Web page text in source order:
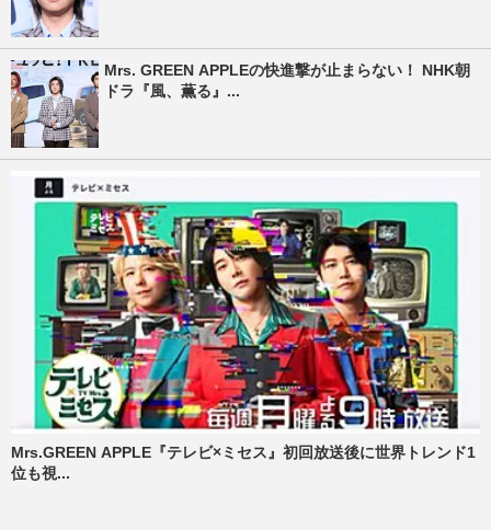
Mrs. GREEN APPLEの快進撃が止まらない！ NHK朝
ドラ『風、薫る』...
Mrs.GREEN APPLE『テレビ×ミセス』初回放送後に世界トレンド1
位も視...